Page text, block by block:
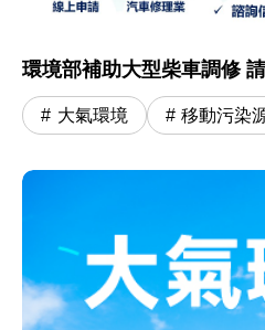
環境部補助大型柴車調修
大氣環境 移動污染